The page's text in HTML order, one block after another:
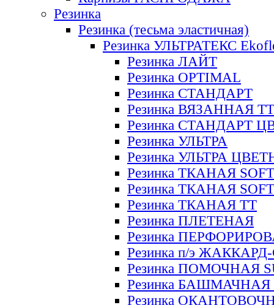
Резинка
Резинка (тесьма эластичная)
Резинка УЛЬТРАТЕКС
Резинка ЛАЙТ
Резинка OPTIMAL
Резинка СТАНДАРТ
Резинка ВЯЗАННАЯ ТТ
Резинка СТАНДАРТ
Резинка УЛЬТРА
Резинка УЛЬТРА
Резинка ТКАНАЯ SOFT
Резинка ТКАНАЯ
Резинка ТКАНАЯ ТТ
Резинка ПЛЕТЕНАЯ
Резинка
Резинка п/э
Резинка ПОМОЧНАЯ
Резинка БАШМАЧНАЯ
Резинка